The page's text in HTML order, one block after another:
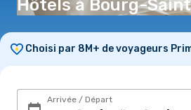
Hôtels à Bourg-
Choisi par 8M+ de voyageurs
Arrivée / Départ